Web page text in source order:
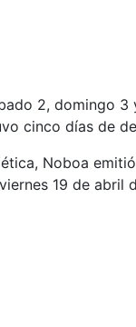
2, domingo
cinco días de
Noboa
19 de